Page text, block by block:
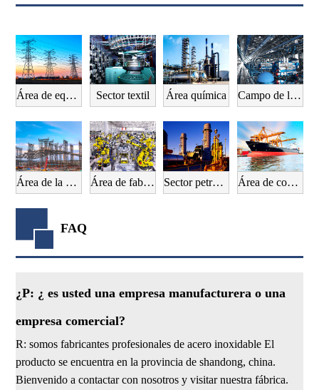
Área de equipos eléctricos Sector textil Área química Campo de la fabricación de maquinaria
Área de la construcción Área de fabricación de automóviles Sector petrolero Área de construcción naval
FAQ
¿P: ¿ es usted una empresa manufacturera o una
empresa comercial?
R: somos fabricantes profesionales de acero inoxidable El
producto se encuentra en la provincia de shandong, china.
Bienvenido a contactar con nosotros y visitar nuestra fábrica.